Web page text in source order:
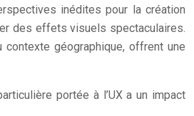
inédites pour la création
des effets visuels spectaculaires.
géographique, offrent une
portée à l’UX a un impact